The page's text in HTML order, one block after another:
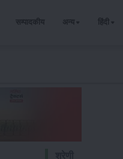
सम्पादकीय अन्य हिंदी